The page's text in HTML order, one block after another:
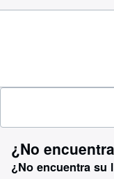
¿No
¿No encuentra su